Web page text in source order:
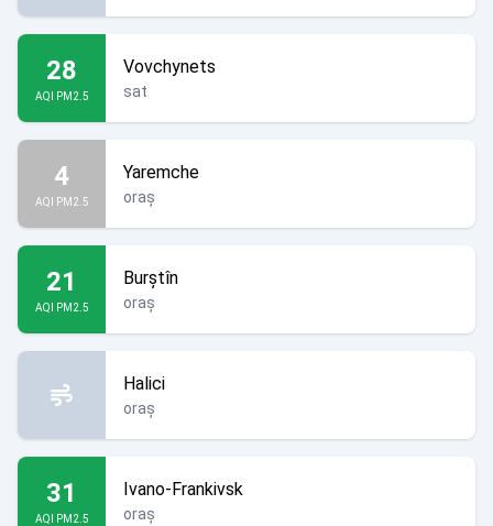
28
AQI PM2.5
Vovchynets
sat
4
AQI PM2.5
Yaremche
oraș
21
AQI PM2.5
Burștîn
oraș
Halici
oraș
31
AQI PM2.5
Ivano-Frankivsk
oraș